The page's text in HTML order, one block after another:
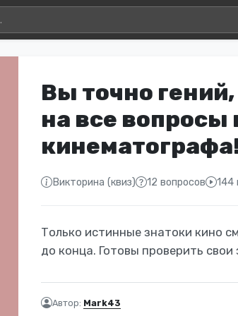
Вы точно
на все вопросы
Викторина (квиз) 12 вопросов 144
Только истинные знатоки кино
до конца. Готовы проверить свои
Автор: Mark43